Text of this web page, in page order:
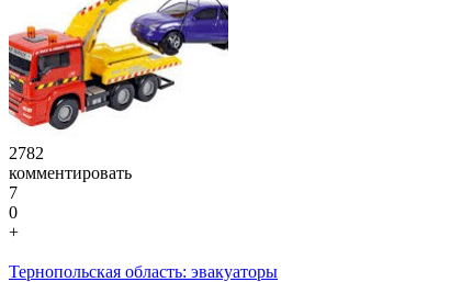
2782
комментировать
7
0
+
Тернопольская область: эвакуаторы